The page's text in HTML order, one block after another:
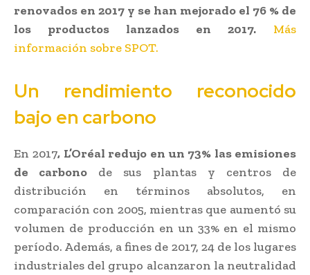
renovados en 2017 y se han mejorado el 76 % de
los productos lanzados en 2017.
Más
información sobre SPOT.
Un rendimiento reconocido
bajo en carbono
En 2017, L’Oréal redujo en un 73% las emisiones
de carbono de sus plantas y centros de
distribución en términos absolutos, en
comparación con 2005, mientras que aumentó su
volumen de producción en un 33% en el mismo
período. Además, a fines de 2017, 24 de los lugares
industriales del grupo alcanzaron la neutralidad